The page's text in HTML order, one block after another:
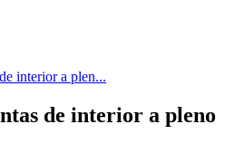
interior a plen...
de interior a pleno